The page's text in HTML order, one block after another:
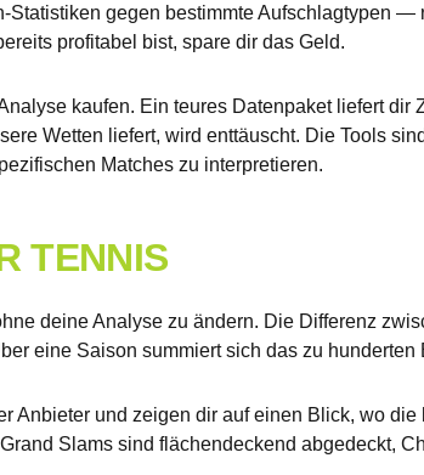
gegen bestimmte Aufschlagtypen
profitabel bist, spare dir das Geld.
kaufen. Ein teures Datenpaket liefert
Wetten liefert, wird enttäuscht. Die Tools
Matches zu interpretieren.
TENNIS
deine Analyse zu ändern. Die Differenz
eine Saison summiert sich das zu hunderten
und zeigen dir auf einen Blick, wo die
Slams sind flächendeckend abgedeckt,